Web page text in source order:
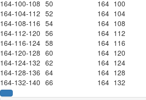
164-100-108 50 164 100
164-104-112 52 164 104
164-108-116 54 164 108
164-112-120 56 164 112
164-116-124 58 164 116
164-120-128 60 164 120
164-124-132 62 164 124
164-128-136 64 164 128
164-132-140 66 164 132